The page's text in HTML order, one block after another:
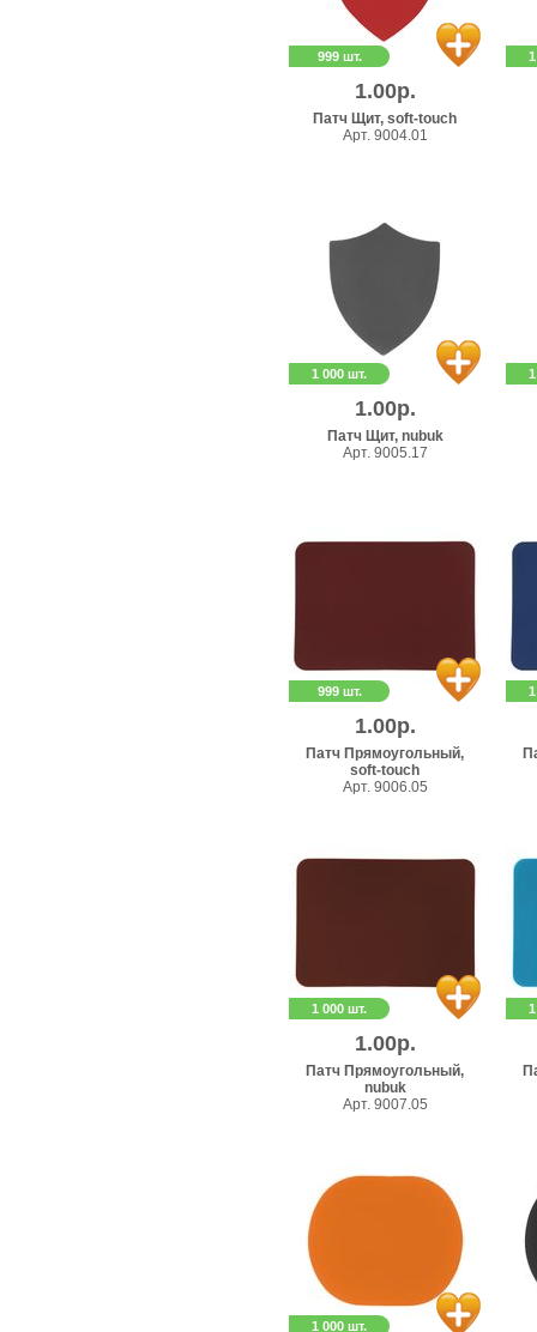
999 шт.
1.00р.
Патч Щит, soft-touch
Арт. 9004.01
1 000 шт.
1.00р.
Патч Щит, nubuk
Арт. 9005.17
999 шт.
1.00р.
Патч Прямоугольный,
soft-touch
Арт. 9006.05
1 000 шт.
1.00р.
Патч Прямоугольный,
nubuk
Арт. 9007.05
1 000 шт.